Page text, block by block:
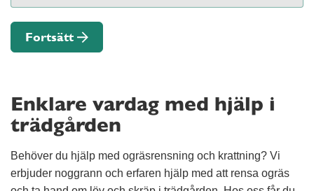
Fortsätt
Enklare vardag med hjälp i
trädgården
Behöver du hjälp med ogräsrensning och krattning? Vi
erbjuder noggrann och erfaren hjälp med att rensa ogräs